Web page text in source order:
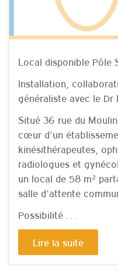
Local disponible Pôle
Installation,
généraliste avec le Dr
Situé 36 rue du
cœur d’un
kinésithérapeutes,
radiologues et
un local de 58 m²
salle d’attente
Possibilité …
Lire la suite